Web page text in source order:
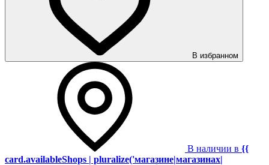
В избранном
В наличии в {{
card.availableShops | pluralize('магазине|магазинах|